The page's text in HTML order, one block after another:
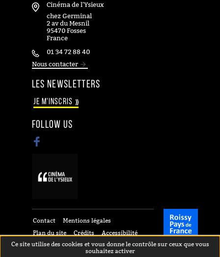
Cinéma de l'Ysieux
chez Germinal
2 av du Mesnil
95470 Fosses
France
01 34 72 88 40
Nous contacter
LES NEWSLETTERS
JE M'INSCRIS
À LA NEWSLETTER
FOLLOW US
Suivez-nous sur Facebook
Contact
Mentions légales
Plan du site
Crédits
Accessibilité
Données personnelles
Ce site utilise des cookies et vous donne le contrôle sur ceux que vous
souhaitez activer